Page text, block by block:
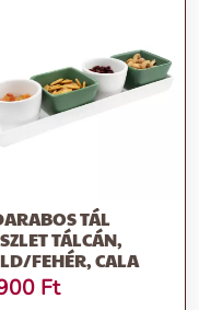
TÁL
TÁLCÁN,
FEHÉR, CALA
Ft